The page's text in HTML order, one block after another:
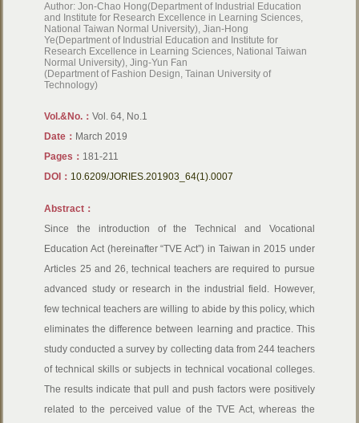
Author: Jon-Chao Hong(Department of Industrial Education
and Institute for Research Excellence in Learning Sciences,
National Taiwan Normal University), Jian-Hong
Ye(Department of Industrial Education and Institute for
Research Excellence in Learning Sciences, National Taiwan
Normal University), Jing-Yun Fan
(Department of Fashion Design, Tainan University of
Technology)
Vol.&No.：Vol. 64, No.1
Date： March 2019
Pages： 181-211
DOI： 10.6209/JORIES.201903_64(1).0007
Abstract：
Since the introduction of the Technical and Vocational
Education Act (hereinafter “TVE Act”) in Taiwan in 2015 under
Articles 25 and 26, technical teachers are required to pursue
advanced study or research in the industrial field. However,
few technical teachers are willing to abide by this policy, which
eliminates the difference between learning and practice. This
study conducted a survey by collecting data from 244 teachers
of technical skills or subjects in technical vocational colleges.
The results indicate that pull and push factors were positively
related to the perceived value of the TVE Act, whereas the